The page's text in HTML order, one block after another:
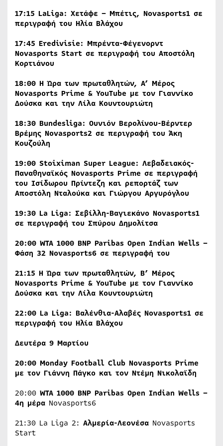
17:15 LaLiga: Χετάφε – Μπέτις, Novasports1 σε
περιγραφή του Ηλία Βλάχου
17:45 Eredivisie: Μπρέντα-Φέγενορντ
Novasports Start σε περιγραφή του Αποστόλη
Κορτιάνου
18:00 Η Ώρα των πρωταθλητών, Α’ Μέρος
Novasports Prime & YouTube με τον Γιαννίκο
Δούσκα και την Λίλα Κουντουριώτη
18:30 Bundesliga: Ουνιόν Βερολίνου-Βέρντερ
Βρέμης Novasports2 σε περιγραφή του Άκη
Κουζούλη
19:00 Stoiximan Super League: Λεβαδειακός-
Παναθηναϊκός Novasports Prime σε περιγραφή
του Ισίδωρου Πρίντεζη και ρεπορτάζ των
Αποστόλη Νταλούκα και Γιώργου Αργυρόγλου
19:30 La Liga: Σεβίλλη-Βαγιεκάνο Novasports1
σε περιγραφή του Σπύρου Δημολίτσα
20:00 WTA 1000 BNP Paribas Open Indian Wells –
Φάση 32 Novasports6 σε περιγραφή του
21:15 Η Ώρα των πρωταθλητών, B’ Mέρος
Novasports Prime & YouTube με τον Γιαννίκο
Δούσκα και την Λίλα Κουντουριώτη
22:00 La Liga: Βαλένθια-Αλαβές Novasports1 σε
περιγραφή του Ηλία Βλάχου
Δευτέρα 9 Μαρτίου
20:00 Monday Football Club Novasports Prime
με τον Γιάννη Πάγκο και τον Ντέμη Νικολαϊδη
20:00 WTA 1000 BNP Paribas Open Indian Wells –
4η μέρα Novasports6
21:30 La Liga 2: Αλμερία-Λεονέσα Novasports
Start